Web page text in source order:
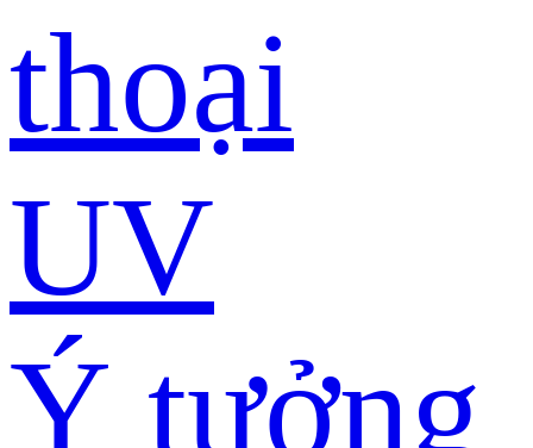
thoại
UV
Ý tưởng